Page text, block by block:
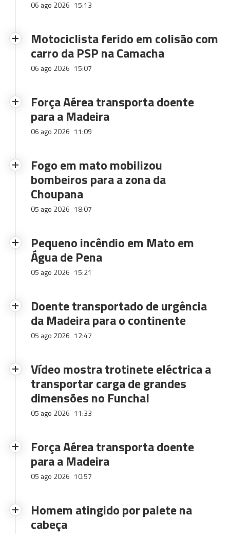
06 ago 2026 15:13
Motociclista ferido em colisão com
carro da PSP na Camacha
06 ago 2026 15:07
Força Aérea transporta doente
para a Madeira
06 ago 2026 11:09
Fogo em mato mobilizou
bombeiros para a zona da
Choupana
05 ago 2026 18:07
Pequeno incêndio em Mato em
Água de Pena
05 ago 2026 15:21
Doente transportado de urgência
da Madeira para o continente
05 ago 2026 12:47
Vídeo mostra trotinete eléctrica a
transportar carga de grandes
dimensões no Funchal
05 ago 2026 11:33
Força Aérea transporta doente
para a Madeira
05 ago 2026 10:57
Homem atingido por palete na
cabeça